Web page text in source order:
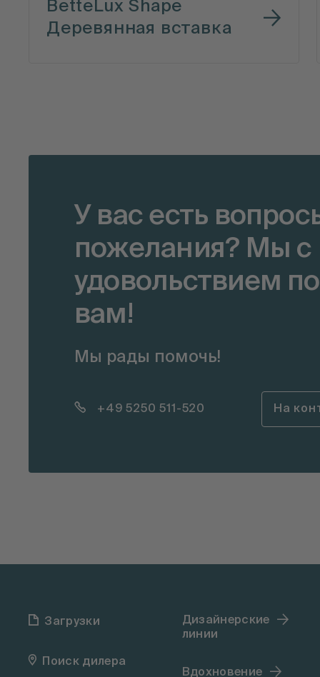
BetteLux Shape
Деревянная вставка
У вас есть
пожелания? Мы с
удовольствием
вам!
Мы рады помочь!
+49 5250 511-520 На
Загрузки
Поиск дилера
Дизайнерские
линии
Вдохновение